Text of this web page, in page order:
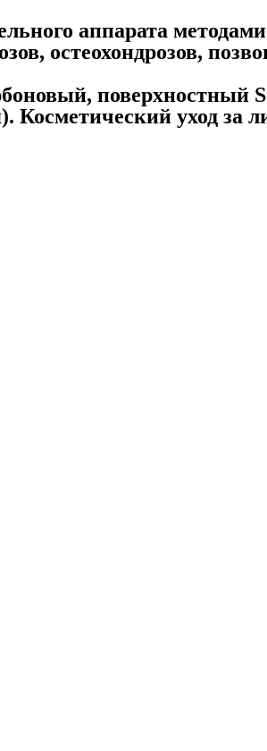
аппарата
остеохондрозов,
Косметический уход за